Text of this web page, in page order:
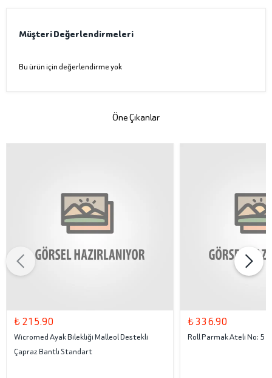
Müşteri Değerlendirmeleri
Bu ürün için değerlendirme yok
Öne Çıkanlar
₺ 215.90
Wicromed Ayak Bilekliği Malleol Destekli
Çapraz Bantlı Standart
₺ 336.90
Roll Parmak Ateli No: 5